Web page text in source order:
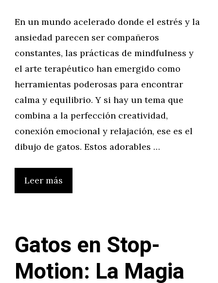
En un mundo acelerado donde el estrés y la
ansiedad parecen ser compañeros
constantes, las prácticas de mindfulness y
el arte terapéutico han emergido como
herramientas poderosas para encontrar
calma y equilibrio. Y si hay un tema que
combina a la perfección creatividad,
conexión emocional y relajación, ese es el
dibujo de gatos. Estos adorables …
Leer más
Gatos en Stop-
Motion: La Magia